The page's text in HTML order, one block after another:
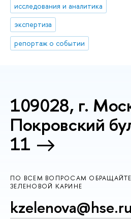
исследования и аналитика
экспертиза
репортаж о событии
109028, г.
Покровский
11
ПО ВСЕМ ВОПРОСАМ
ЗЕЛЕНОВОЙ КАРИНЕ
kzelenova@hse.ru